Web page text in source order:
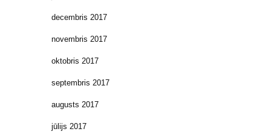
decembris 2017
novembris 2017
oktobris 2017
septembris 2017
augusts 2017
jūlijs 2017